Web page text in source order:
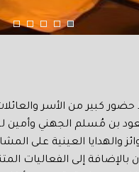
كبير من الأسر
مُسلم الجهني وأمين
والهدايا العينية على
إلى الفعاليات